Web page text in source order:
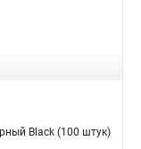
Black (100 штук)